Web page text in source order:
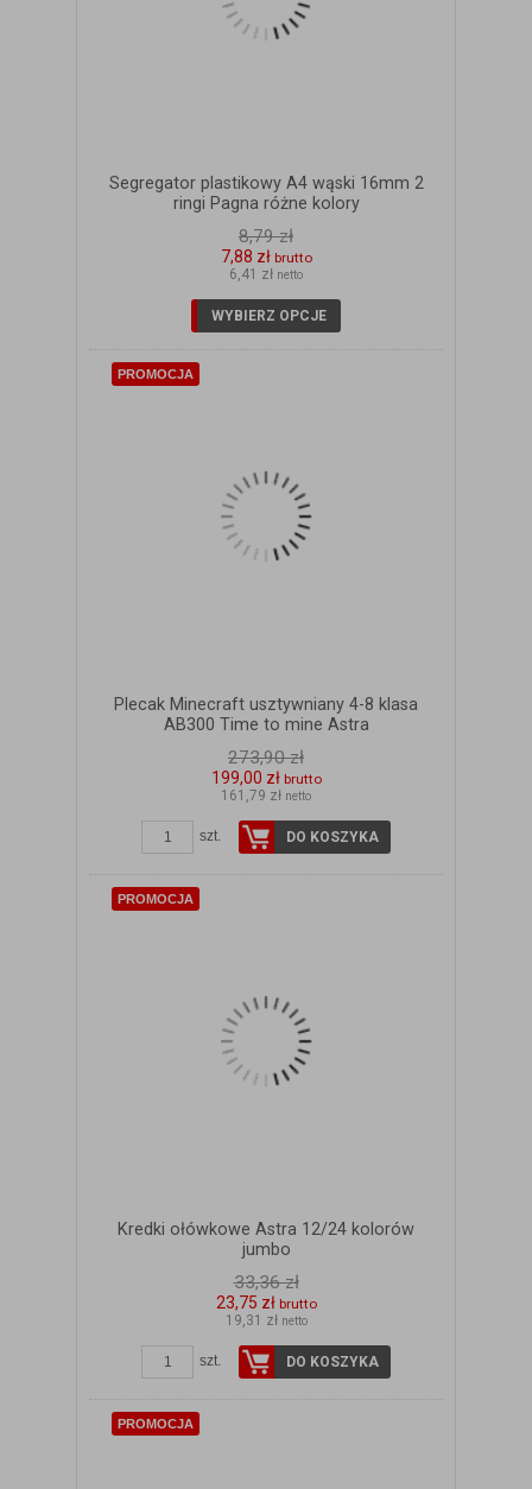
Segregator plastikowy A4 wąski 16mm 2
ringi Pagna różne kolory
8,79 zł
7,88 zł brutto
6,41 zł netto
WYBIERZ OPCJE
ZOBACZ SZCZEGÓŁY
PROMOCJA
Plecak Minecraft usztywniany 4-8 klasa
AB300 Time to mine Astra
273,90 zł
199,00 zł brutto
161,79 zł netto
szt. DO KOSZYKA
ZOBACZ SZCZEGÓŁY
PROMOCJA
Kredki ołówkowe Astra 12/24 kolorów
jumbo
33,36 zł
23,75 zł brutto
19,31 zł netto
szt. DO KOSZYKA
ZOBACZ SZCZEGÓŁY
PROMOCJA